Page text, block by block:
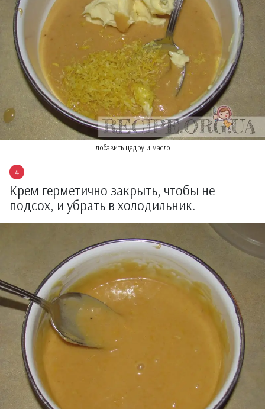
добавить цедру и масло
Крем герметично закрыть, чтобы не
подсох, и убрать в холодильник.